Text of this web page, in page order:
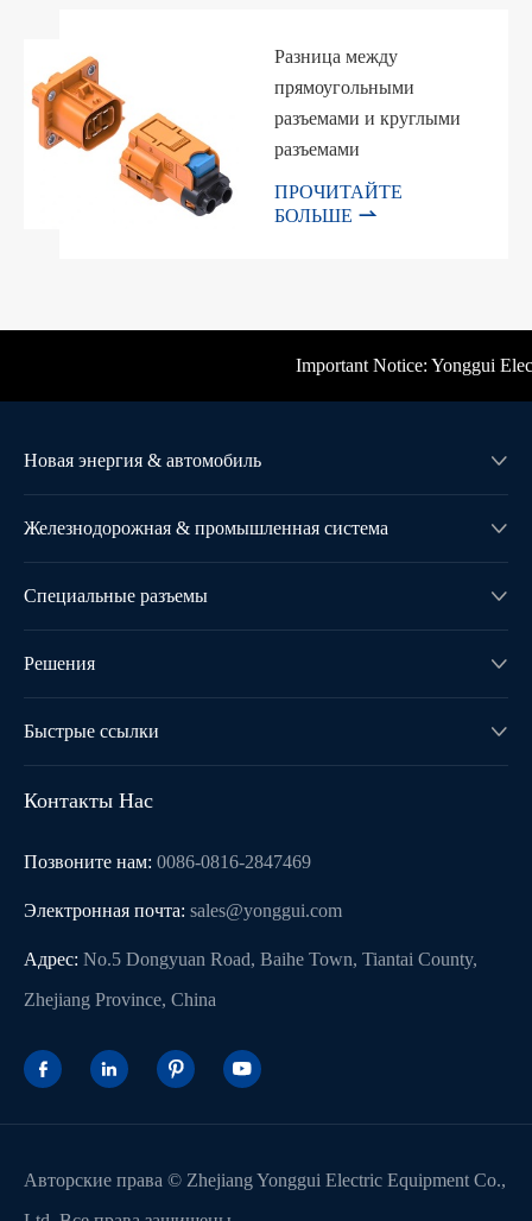
Разница между
прямоугольными
разъемами и круглыми
разъемами
ПРОЧИТАЙТЕ
БОЛЬШЕ 
Important Notice: Yonggui
Новая энергия & автомобиль 
Железнодорожная & промышленная система 
Специальные разъемы 
Решения 
Быстрые ссылки 
Контакты Нас
Позвоните нам: 0086-0816-2847469
Электронная почта: sales@yonggui.com
Адрес: No.5 Dongyuan Road, Baihe Town, Tiantai County,
Zhejiang Province, China
   
Авторские права © Zhejiang Yonggui Electric Equipment Co.,